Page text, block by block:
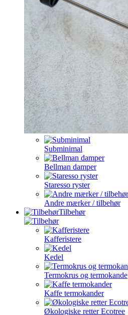
Subminimal
Bellman damper
Staresso ryster
Andre mærker / tilbehør
Tilbehør
Kafferistere
Kedel
Termokrus og termokande
Kaffe termokander
Økologiske retter Ecotree